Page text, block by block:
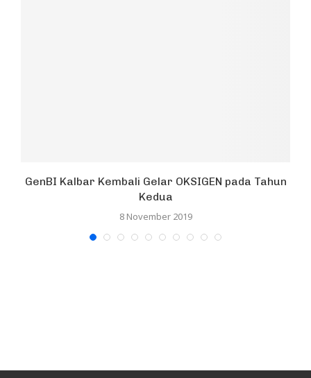
GenBI Kalbar Kembali Gelar OKSIGEN pada Tahun
Kedua
8 November 2019